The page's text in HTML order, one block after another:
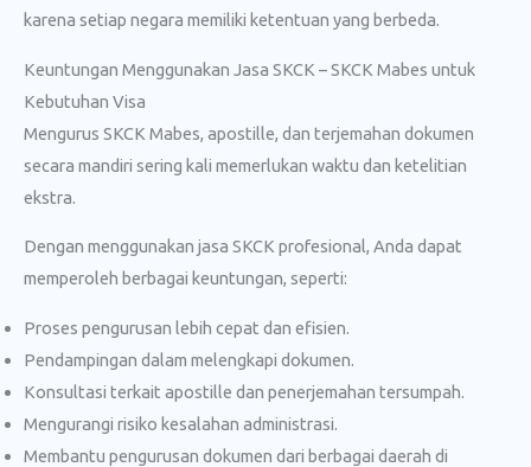
karena setiap negara memiliki ketentuan yang berbeda.
Keuntungan Menggunakan Jasa SKCK – SKCK Mabes untuk
Kebutuhan Visa
Mengurus SKCK Mabes, apostille, dan terjemahan dokumen
secara mandiri sering kali memerlukan waktu dan ketelitian
ekstra.
Dengan menggunakan jasa SKCK profesional, Anda dapat
memperoleh berbagai keuntungan, seperti:
Proses pengurusan lebih cepat dan efisien.
Pendampingan dalam melengkapi dokumen.
Konsultasi terkait apostille dan penerjemahan tersumpah.
Mengurangi risiko kesalahan administrasi.
Membantu pengurusan dokumen dari berbagai daerah di